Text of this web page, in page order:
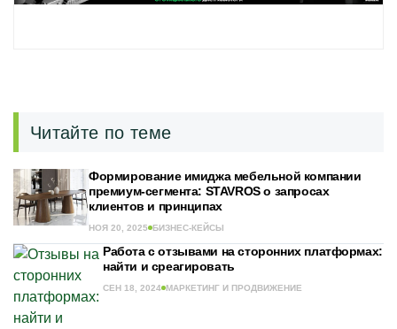
Читайте по теме
Формирование имиджа мебельной компании
премиум-сегмента: STAVROS о запросах
клиентов и принципах
НОЯ 20, 2025 БИЗНЕС-КЕЙСЫ
Работа с отзывами на сторонних платформах:
найти и среагировать
СЕН 18, 2024 МАРКЕТИНГ И ПРОДВИЖЕНИЕ